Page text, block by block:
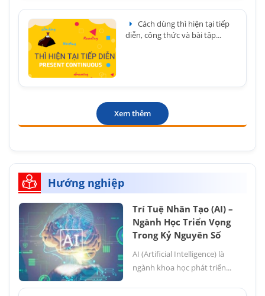
Cách dùng thì hiện tại tiếp
diễn, công thức và bài tập...
Xem thêm
Hướng nghiệp
Trí Tuệ Nhân Tạo (AI) –
Ngành Học Triển Vọng
Trong Kỷ Nguyên Số
AI (Artificial Intelligence) là
ngành khoa học phát triển...